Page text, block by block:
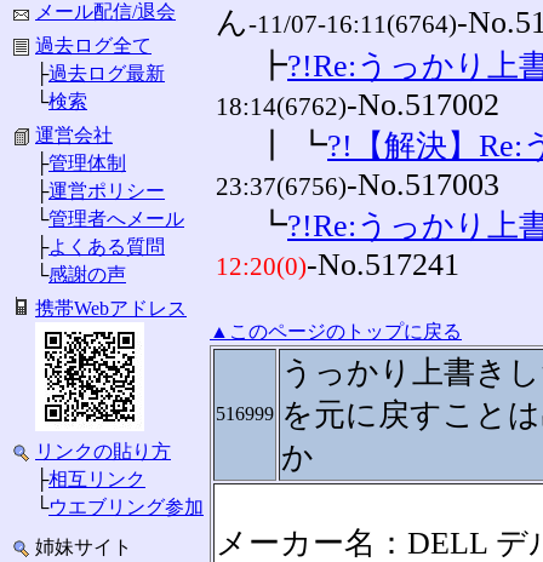
メール配信/退会
過去ログ全て
├過去ログ最新
└検索
運営会社
├管理体制
├運営ポリシー
└管理者へメール
├よくある質問
└感謝の声
携帯Webアドレス
リンクの貼り方
├相互リンク
└ウエブリング参加
姉妹サイト
ん-11/07-16:11(6764)-
┣?!Re:うっかり上
18:14(6762)-No.517002
┃ ┗?!【解決】
23:37(6756)-No.517003
┗?!Re:うっかり上
12:20(0)-No.517241
▲このページのトップに戻る
516999
うっかり上書き
を元に戻すこと
か
メーカー名：DELL デ